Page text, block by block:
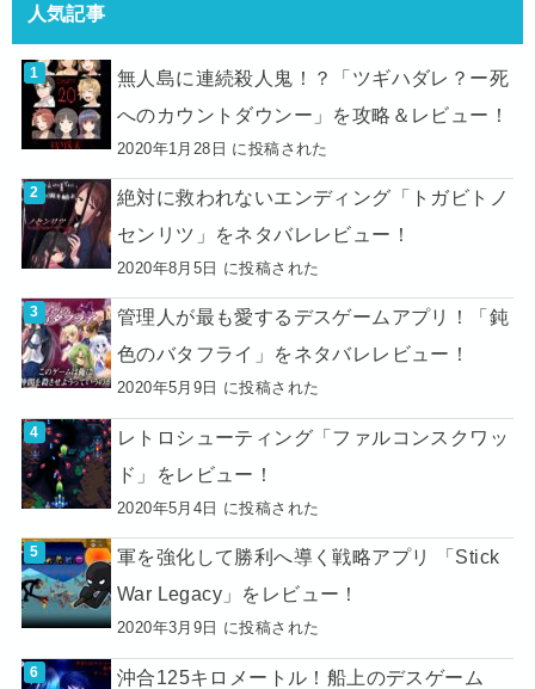
人気記事
無人島に連続殺人鬼！？「ツギハダレ？ー死
へのカウントダウンー」を攻略＆レビュー！
2020年1月28日 に投稿された
絶対に救われないエンディング「トガビトノ
センリツ」をネタバレレビュー！
2020年8月5日 に投稿された
管理人が最も愛するデスゲームアプリ！「鈍
色のバタフライ」をネタバレレビュー！
2020年5月9日 に投稿された
レトロシューティング「ファルコンスクワッ
ド」をレビュー！
2020年5月4日 に投稿された
軍を強化して勝利へ導く戦略アプリ 「Stick
War Legacy」をレビュー！
2020年3月9日 に投稿された
沖合125キロメートル！船上のデスゲーム